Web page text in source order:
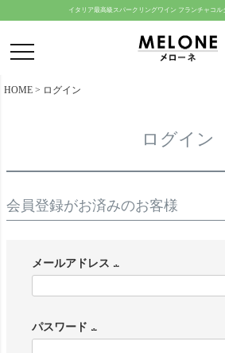
イタリア最高級スパークリングワイン フランチャコル
HOME ログイン
ログイン
会員登録がお済みのお客様
メールアドレス
(
須
パスワード